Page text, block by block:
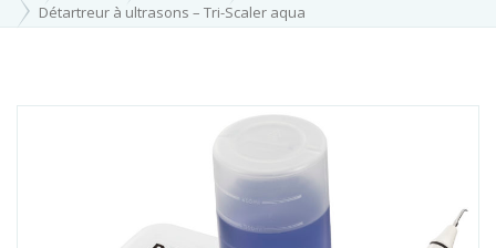
Détartreur à ultrasons – Tri-Scaler aqua